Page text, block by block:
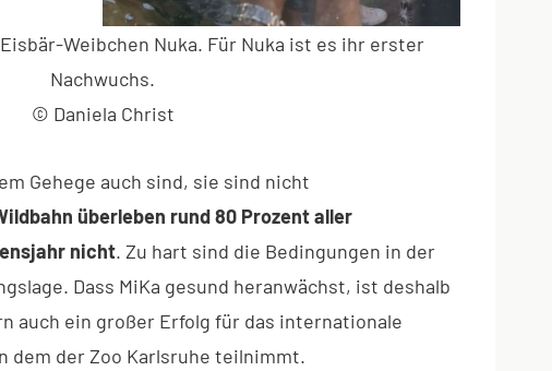
Weibchen Nuka. Für Nuka ist es ihr erster
Nachwuchs.
© Daniela Christ
Gehege auch sind, sie sind nicht
überleben rund 80 Prozent aller
nicht. Zu hart sind die Bedingungen in der
Dass MiKa gesund heranwächst, ist deshalb
auch ein großer Erfolg für das internationale
dem der Zoo Karlsruhe teilnimmt.